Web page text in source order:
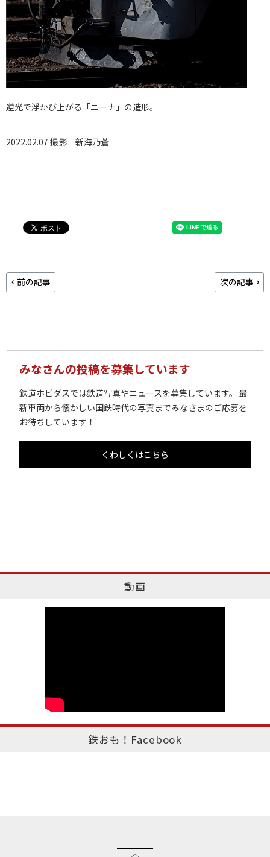
逆光で浮かび上がる「ニーナ」の造形。
2022.02.07 撮影 新海乃蒼
前の記事 次の記事
みなさんの投稿を募集しています
鉄道ホビダスでは鉄道写真やニュースを募集しています。 最
新車両から懐かしい国鉄時代の写真までみなさまのご応募を
お待ちしています！
くわしくはこちら
動画
鉄おも！Facebook